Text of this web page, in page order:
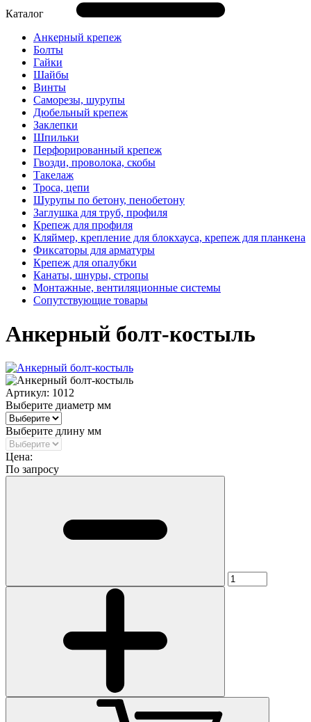
Каталог
Анкерный крепеж
Болты
Гайки
Шайбы
Винты
Саморезы, шурупы
Дюбельный крепеж
Заклепки
Шпильки
Перфорированный крепеж
Гвозди, проволока, скобы
Такелаж
Троса, цепи
Шурупы по бетону, пенобетону
Заглушка для труб, профиля
Крепеж для профиля
Кляймер, крепление для блокхауса, крепеж для планкена
Фиксаторы для арматуры
Крепеж для опалубки
Канаты, шнуры, стропы
Монтажные, вентиляционные системы
Сопутствующие товары
Анкерный болт-костыль
Артикул: 1012
Выберите диаметр мм
Выберите длину мм
Цена:
По запросу